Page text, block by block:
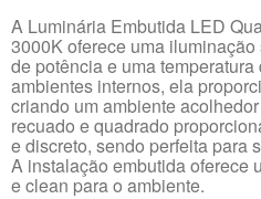
A Luminária Embutida LED
3000K oferece uma
de potência e uma
ambientes internos, ela
criando um ambiente
recuado e quadrado
e discreto, sendo perfeita para
A instalação embutida oferece
e clean para o ambiente.